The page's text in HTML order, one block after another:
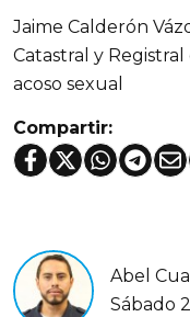
Jaime Calderón
Catastral y
acoso sexual
Compartir:
Abel
Sábado